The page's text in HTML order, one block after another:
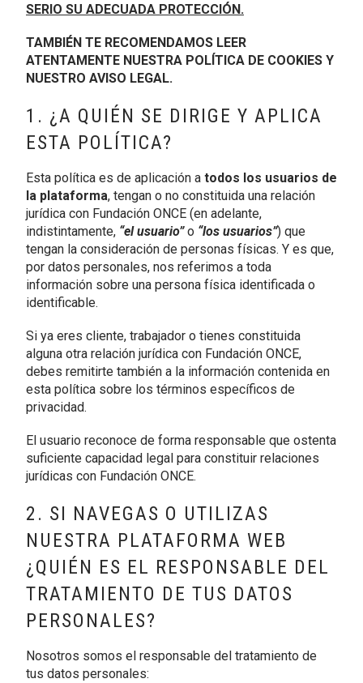
SERIO SU ADECUADA PROTECCIÓN.
TAMBIÉN TE RECOMENDAMOS LEER
ATENTAMENTE NUESTRA POLÍTICA DE COOKIES Y
NUESTRO AVISO LEGAL.
1. ¿A QUIÉN SE DIRIGE Y APLICA
ESTA POLÍTICA?
Esta política es de aplicación a todos los usuarios de
la plataforma, tengan o no constituida una relación
jurídica con Fundación ONCE (en adelante,
indistintamente, “el usuario”o “los usuarios”) que
tengan la consideración de personas físicas. Y es que,
por datos personales, nos referimos a toda
información sobre una persona física identificada o
identificable.
Si ya eres cliente, trabajador o tienes constituida
alguna otra relación jurídica con Fundación ONCE,
debes remitirte también a la información contenida en
esta política sobre los términos específicos de
privacidad.
El usuario reconoce de forma responsable que ostenta
suficiente capacidad legal para constituir relaciones
jurídicas con Fundación ONCE.
2. SI NAVEGAS O UTILIZAS
NUESTRA PLATAFORMA WEB
¿QUIÉN ES EL RESPONSABLE DEL
TRATAMIENTO DE TUS DATOS
PERSONALES?
Nosotros somos el responsable del tratamiento de
tus datos personales: